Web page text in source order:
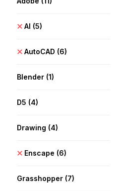
AI (5)
AutoCAD (6)
Blender (1)
D5 (4)
Drawing (4)
Enscape (6)
Grasshopper (7)